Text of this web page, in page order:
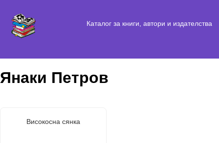
Каталог за книги, автори и издателства
Янаки Петров
Високосна сянка